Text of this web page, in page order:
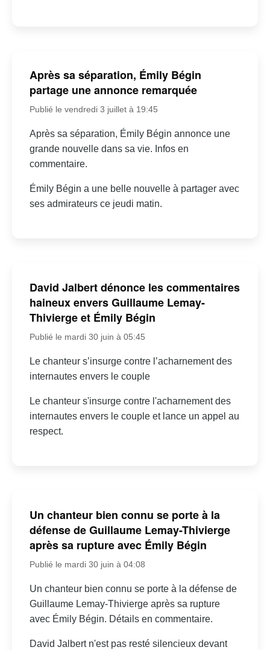
Après sa séparation, Émily Bégin
partage une annonce remarquée
Publié le vendredi 3 juillet à 19:45
Après sa séparation, Émily Bégin annonce une
grande nouvelle dans sa vie. Infos en
commentaire.
Émily Bégin a une belle nouvelle à partager avec
ses admirateurs ce jeudi matin.
David Jalbert dénonce les commentaires
haineux envers Guillaume Lemay-
Thivierge et Émily Bégin
Publié le mardi 30 juin à 05:45
Le chanteur s’insurge contre l’acharnement des
internautes envers le couple
Le chanteur s'insurge contre l'acharnement des
internautes envers le couple et lance un appel au
respect.
Un chanteur bien connu se porte à la
défense de Guillaume Lemay-Thivierge
après sa rupture avec Émily Bégin
Publié le mardi 30 juin à 04:08
Un chanteur bien connu se porte à la défense de
Guillaume Lemay-Thivierge après sa rupture
avec Émily Bégin. Détails en commentaire.
David Jalbert n'est pas resté silencieux devant